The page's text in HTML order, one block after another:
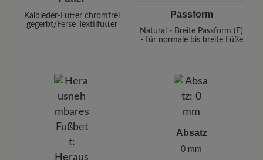
Kalbleder-Futter chromfrei
gegerbt/Ferse Textilfutter
Passform
Natural - Breite Passform (F)
- für normale bis breite Füße
Absatz
0 mm